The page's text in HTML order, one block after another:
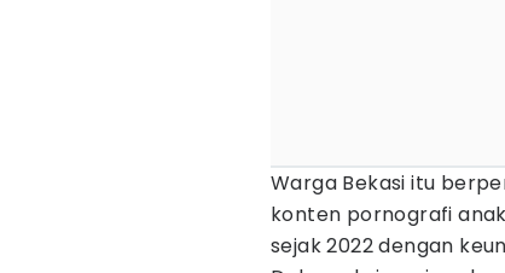
Warga Bekasi itu
konten pornografi
sejak 2022 dengan